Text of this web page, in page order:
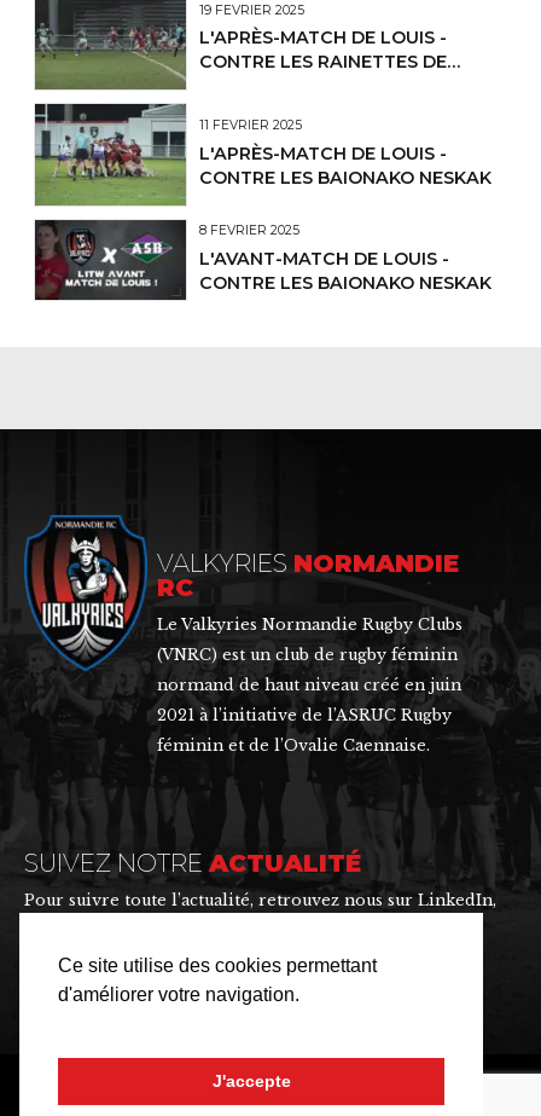
Ce site utilise des cookies permettant
d'améliorer votre navigation.
J'accepte
19 FÉVRIER 2025
L'APRÈS-MATCH DE LOUIS -
CONTRE LES RAINETTES DE
11 FÉVRIER 2025
L'APRÈS-MATCH DE LOUIS -
CONTRE LES BAIONAKO NESKAK
8 FÉVRIER 2025
L'AVANT-MATCH DE LOUIS -
CONTRE LES BAIONAKO NESKAK
VALKYRIES NORMANDIE
RC
Le Valkyries Normandie Rugby Clubs
(VNRC) est un club de rugby féminin
normand de haut niveau créé en juin
2021 à l’initiative de l’ASRUC Rugby
féminin et de l’Ovalie Caennaise.
SUIVEZ NOTREACTUALITÉ
Pour suivre toute l’actualité, retrouvez nous sur LinkedIn,
LE VALKYRIES NORMANDIE RUGBY CLUBS © 2022. Tous droits